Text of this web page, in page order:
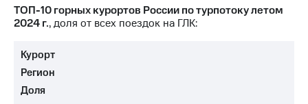
акционеров
Личный
ТОП-10 горных курортов России по турпотоку летом
2024 г., доля от всех поездок на ГЛК:
Курорт
Регион
Доля